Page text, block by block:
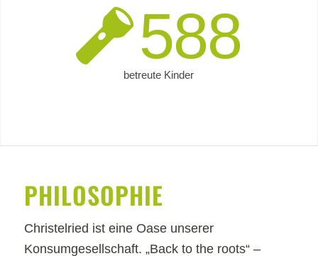
588
betreute Kinder
PHILOSOPHIE
Christelried ist eine Oase unserer
Konsumgesellschaft. „Back to the roots“ –